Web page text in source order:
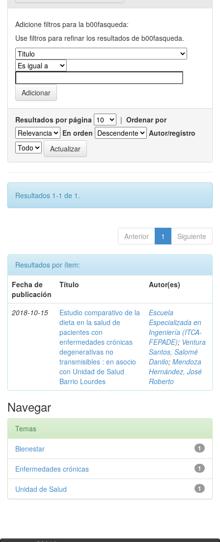
Adicione filtros para la b00fasqueda:
Use filtros para refinar los resultados de b00fasqueda.
Resultados por página | Ordenar por
En orden
Autor/registro
Resultados 1-1 de 1.
Anterior 1 Siguiente
Resultados por ítem:
Fecha de
publicación
Título Autor(es)
2018-10-15
Estudio comparativo de la
dieta en la salud de
pacientes con
enfermedades crónicas
degenerativas no
transmisibles : en asocio
con Unidad de Salud
Barrio Lourdes
Escuela
Especializada en
Ingeniería (ITCA-
FEPADE); Ventura
Santos, Salomé
Danilo; Mendoza
Hernández, José
Roberto
Navegar
Temas
1
Bienestar
1
Enfermedades crónicas
1
Unidad de Salud